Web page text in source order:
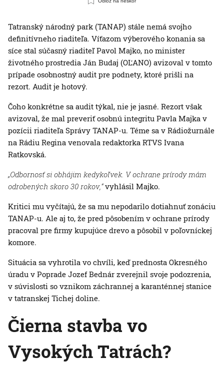
Tatranský národný park (TANAP) stále nemá svojho
definitívneho riaditeľa. Víťazom výberového konania sa
síce stal súčasný riaditeľ Pavol Majko, no minister
životného prostredia Ján Budaj (OĽANO) avizoval v tomto
prípade osobnostný audit pre podnety, ktoré prišli na
rezort. Audit je hotový.
Čoho konkrétne sa audit týkal, nie je jasné. Rezort však
avizoval, že mal preveriť osobnú integritu Pavla Majka v
pozícii riaditeľa Správy TANAP-u. Téme sa v Rádiožurnále
na Rádiu Regina venovala redaktorka RTVS Ivana
Ratkovská.
„Odbornosť si obhájim kedykoľvek. V ochrane prírody mám
odrobených skoro 30 rokov,“vyhlásil Majko.
Kritici mu vyčítajú, že sa mu nepodarilo dotiahnuť zonáciu
TANAP-u. Ale aj to, že pred pôsobením v ochrane prírody
pracoval pre firmy kupujúce drevo a pôsobil v poľovníckej
komore.
Situácia sa vyhrotila vo chvíli, keď prednosta Okresného
úradu v Poprade Jozef Bednár zverejnil svoje podozrenia,
v súvislosti so vznikom záchrannej a karanténnej stanice
v tatranskej Tichej doline.
Čierna stavba vo
Vysokých Tatrách?